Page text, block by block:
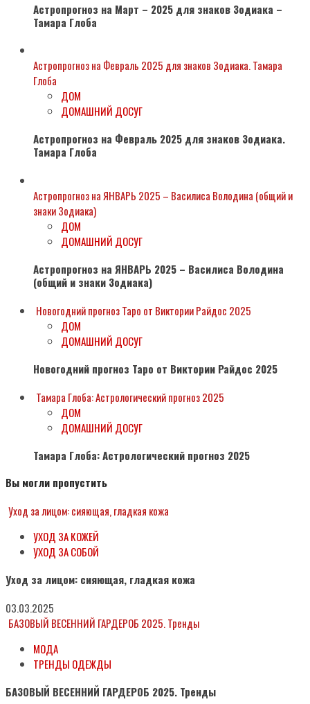
Астропрогноз на Март – 2025 для знаков Зодиака –
Тамара Глоба
Астропрогноз на Февраль 2025 для знаков Зодиака. Тамара
Глоба
ДОМ
ДОМАШНИЙ ДОСУГ
Астропрогноз на Февраль 2025 для знаков Зодиака.
Тамара Глоба
Астропрогноз на ЯНВАРЬ 2025 – Василиса Володина (общий и
знаки Зодиака)
ДОМ
ДОМАШНИЙ ДОСУГ
Астропрогноз на ЯНВАРЬ 2025 – Василиса Володина
(общий и знаки Зодиака)
Новогодний прогноз Таро от Виктории Райдос 2025
ДОМ
ДОМАШНИЙ ДОСУГ
Новогодний прогноз Таро от Виктории Райдос 2025
Тамара Глоба: Астрологический прогноз 2025
ДОМ
ДОМАШНИЙ ДОСУГ
Тамара Глоба: Астрологический прогноз 2025
Вы могли пропустить
Уход за лицом: сияющая, гладкая кожа
УХОД ЗА КОЖЕЙ
УХОД ЗА СОБОЙ
Уход за лицом: сияющая, гладкая кожа
03.03.2025
БАЗОВЫЙ ВЕСЕННИЙ ГАРДЕРОБ 2025. Тренды
МОДА
ТРЕНДЫ ОДЕЖДЫ
БАЗОВЫЙ ВЕСЕННИЙ ГАРДЕРОБ 2025. Тренды